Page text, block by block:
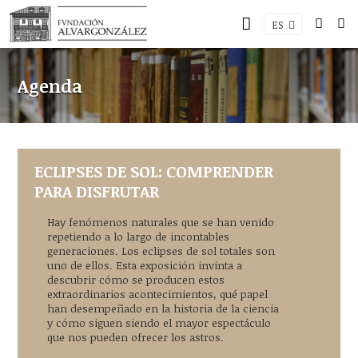
ES
Agenda
ECLIPSES DE SOL: COMPRENDER
PARA DISFRUTAR
Hay fenómenos naturales que se han venido
repetiendo a lo largo de incontables
generaciones. Los eclipses de sol totales son
uno de ellos. Esta exposición invinta a
descubrir cómo se producen estos
extraordinarios acontecimientos, qué papel
han desempeñado en la historia de la ciencia
y cómo siguen siendo el mayor espectáculo
que nos pueden ofrecer los astros.